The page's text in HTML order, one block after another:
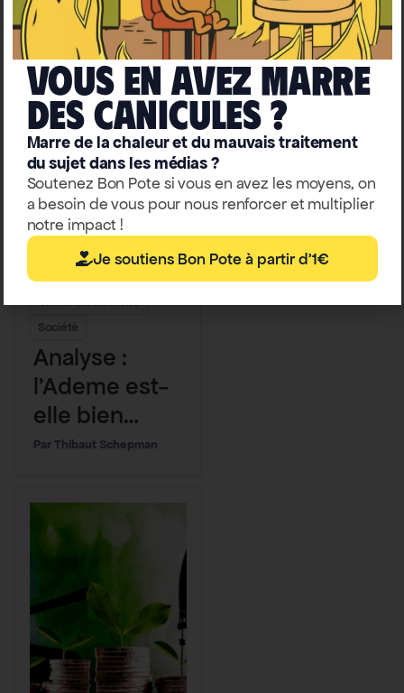
de la
couverture
médiatique
de l’écologie
Climat-biodiversité
Société
Analyse :
l’Ademe est-
elle bien
gérée ?
Thibaut Schepman
Vous en avez marre
deS caniculeS ?
Marre de la chaleur et du mauvais traitement
du sujet dans les médias ?
Soutenez Bon Pote si vous en avez les moyens, on
a besoin de vous pour nous renforcer et multiplier
notre impact !
Je soutiens Bon Pote à partir d'1€